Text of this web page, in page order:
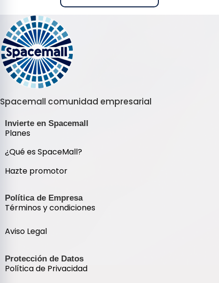
Spacemall comunidad empresarial
Invierte en Spacemall
Planes
¿Qué es SpaceMall?
Hazte promotor
Política de Empresa
Términos y condiciones
Aviso Legal
Protección de Datos
Política de Privacidad